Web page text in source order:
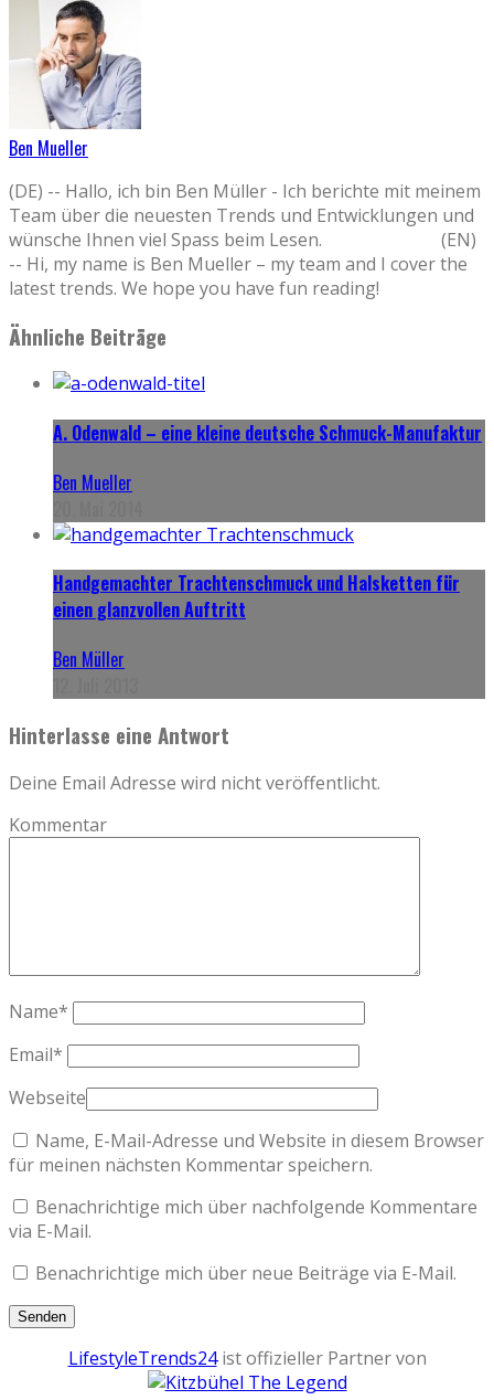
Ben Mueller
(DE) -- Hallo, ich bin Ben Müller - Ich berichte mit meinem
Team über die neuesten Trends und Entwicklungen und
wünsche Ihnen viel Spass beim Lesen. (EN)
-- Hi, my name is Ben Mueller – my team and I cover the
latest trends. We hope you have fun reading!
Ähnliche Beiträge
A. Odenwald – eine kleine deutsche Schmuck-Manufaktur
Ben Mueller
Handgemachter Trachtenschmuck und Halsketten für
einen glanzvollen Auftritt
Ben Müller
Hinterlasse eine Antwort
Deine Email Adresse wird nicht veröffentlicht.
Kommentar
Name*
Email*
Webseite
Name, E-Mail-Adresse und Website in diesem Browser
für meinen nächsten Kommentar speichern.
Benachrichtige mich über nachfolgende Kommentare
via E-Mail.
Benachrichtige mich über neue Beiträge via E-Mail.
LifestyleTrends24ist offizieller Partner von